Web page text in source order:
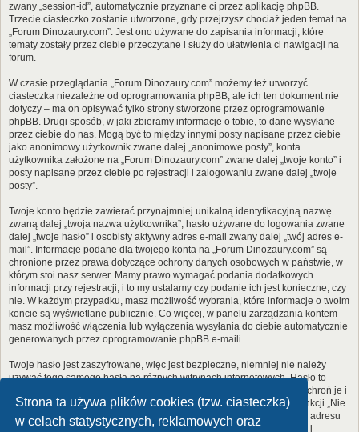
Strona ta używa plików cookies (tzw. ciasteczka)
w celach statystycznych, reklamowych oraz
zwany „session-id”, automatycznie przyznane ci przez aplikację phpBB.
Trzecie ciasteczko zostanie utworzone, gdy przejrzysz chociaż jeden temat na
„Forum Dinozaury.com”. Jest ono używane do zapisania informacji, które
tematy zostały przez ciebie przeczytane i służy do ułatwienia ci nawigacji na
forum.
W czasie przeglądania „Forum Dinozaury.com” możemy też utworzyć
ciasteczka niezależne od oprogramowania phpBB, ale ich ten dokument nie
dotyczy – ma on opisywać tylko strony stworzone przez oprogramowanie
phpBB. Drugi sposób, w jaki zbieramy informacje o tobie, to dane wysyłane
przez ciebie do nas. Mogą być to między innymi posty napisane przez ciebie
jako anonimowy użytkownik zwane dalej „anonimowe posty”, konta
użytkownika założone na „Forum Dinozaury.com” zwane dalej „twoje konto” i
posty napisane przez ciebie po rejestracji i zalogowaniu zwane dalej „twoje
posty”.
Twoje konto będzie zawierać przynajmniej unikalną identyfikacyjną nazwę
zwaną dalej „twoja nazwa użytkownika”, hasło używane do logowania zwane
dalej „twoje hasło” i osobisty aktywny adres e-mail zwany dalej „twój adres e-
mail”. Informacje podane dla twojego konta na „Forum Dinozaury.com” są
chronione przez prawa dotyczące ochrony danych osobowych w państwie, w
którym stoi nasz serwer. Mamy prawo wymagać podania dodatkowych
informacji przy rejestracji, i to my ustalamy czy podanie ich jest konieczne, czy
nie. W każdym przypadku, masz możliwość wybrania, które informacje o twoim
koncie są wyświetlane publicznie. Co więcej, w panelu zarządzania kontem
masz możliwość włączenia lub wyłączenia wysyłania do ciebie automatycznie
generowanych przez oprogramowanie phpBB e-maili.
Twoje hasło jest zaszyfrowane, więc jest bezpieczne, niemniej nie należy
używać tego samego hasła na różnych witrynach internetowych. Hasło to
umożliwia dostęp do twojego konta na „Forum Dinozaury.com”, więc chroń je i
w żadnym wypadku nie podawajnikomu. Jeśli je zapomnisz, użyj funkcji „Nie
pamiętam hasła”. Witryna poprosi cię o podanie nazwy użytkownika i adresu
e-mail. Po podaniu tych danych zostanie wygenerowane nowe hasło i